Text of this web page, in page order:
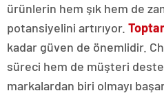
ürünlerin hem şık hem de
potansiyelini artırıyor.
kadar güven de önemlidir.
süreci hem de müşteri
markalardan biri olmayı